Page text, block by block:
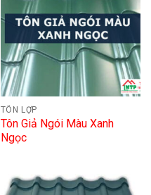
TÔN LỢP
Tôn Giả Ngói Màu Xanh
Ngọc